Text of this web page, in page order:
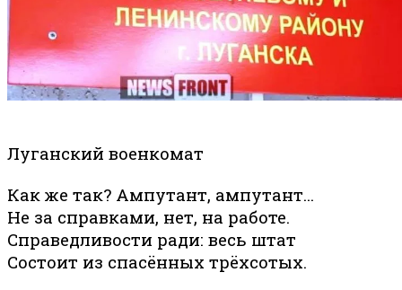
Луганский военкомат
Как же так? Ампутант, ампутант...
Не за справками, нет, на работе.
Справедливости ради: весь штат
Состоит из спасённых трёхсотых.